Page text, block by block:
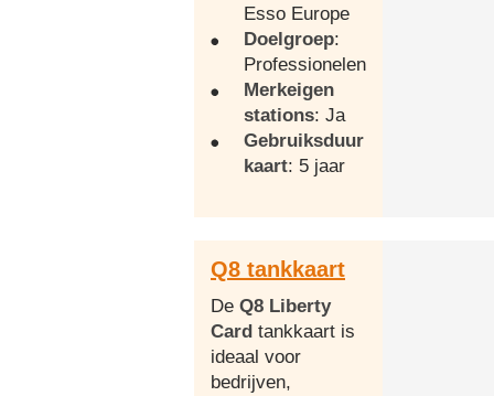
Esso Europe
Doelgroep:
Professionelen
Merkeigen
stations: Ja
Gebruiksduur
kaart: 5 jaar
Q8 tankkaart
De Q8 Liberty
Card tankkaart is
ideaal voor
bedrijven,